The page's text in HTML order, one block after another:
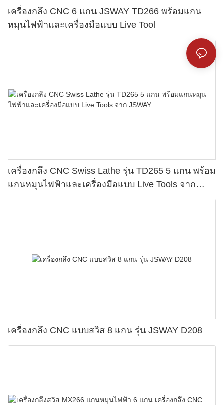
เครื่องกลึง CNC 6 แกน JSWAY TD266 พร้อมแกน
หมุนไฟฟ้าและเครื่องมือแบบ Live Tool
เครื่องกลึง CNC Swiss Lathe รุ่น TD265 5 แกน พร้อม
แกนหมุนไฟฟ้าและเครื่องมือแบบ Live Tools จาก
JSWAY
เครื่องกลึง CNC แบบสวิส 8 แกน รุ่น JSWAY D208